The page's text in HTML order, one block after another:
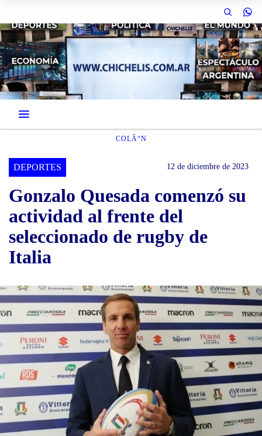
COLÃ“N
DEPORTES 12 de diciembre de 2023
Gonzalo Quesada comenzó su
actividad al frente del
seleccionado de rugby de
Italia